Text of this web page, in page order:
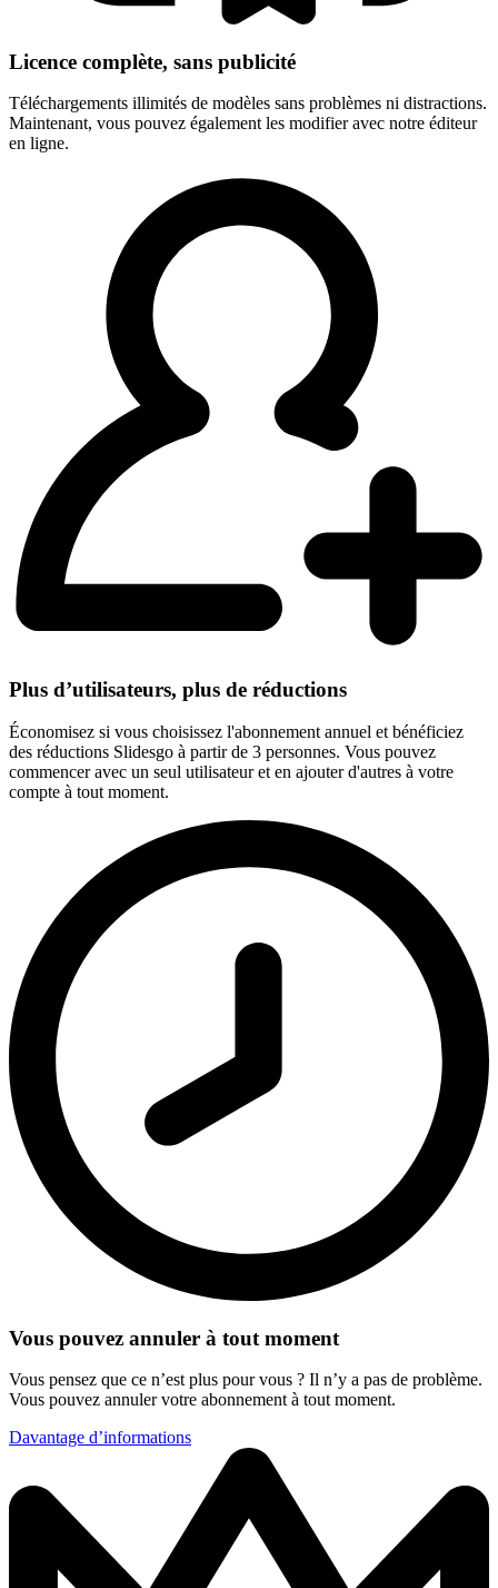
Licence complète, sans publicité
Téléchargements illimités de modèles sans problèmes ni distractions.
Maintenant, vous pouvez également les modifier avec notre éditeur
en ligne.
Plus d’utilisateurs, plus de réductions
Économisez si vous choisissez l'abonnement annuel et bénéficiez
des réductions Slidesgo à partir de 3 personnes. Vous pouvez
commencer avec un seul utilisateur et en ajouter d'autres à votre
compte à tout moment.
Vous pouvez annuler à tout moment
Vous pensez que ce n’est plus pour vous ? Il n’y a pas de problème.
Vous pouvez annuler votre abonnement à tout moment.
Davantage d’informations